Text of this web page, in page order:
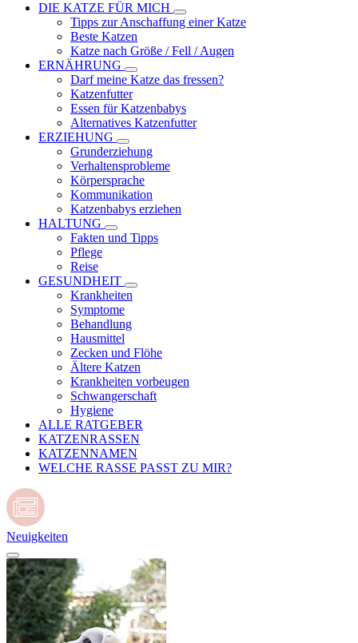
DIE KATZE FÜR MICH
Tipps zur Anschaffung einer Katze
Beste Katzen
Katze nach Größe / Fell / Augen
ERNÄHRUNG
Darf meine Katze das fressen?
Katzenfutter
Essen für Katzenbabys
Alternatives Katzenfutter
ERZIEHUNG
Grunderziehung
Verhaltensprobleme
Körpersprache
Kommunikation
Katzenbabys erziehen
HALTUNG
Fakten und Tipps
Pflege
Reise
GESUNDHEIT
Krankheiten
Symptome
Behandlung
Hausmittel
Zecken und Flöhe
Ältere Katzen
Krankheiten vorbeugen
Schwangerschaft
Hygiene
ALLE RATGEBER
KATZENRASSEN
KATZENNAMEN
WELCHE RASSE PASST ZU MIR?
Neuigkeiten